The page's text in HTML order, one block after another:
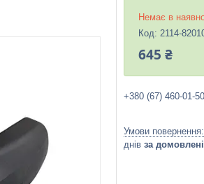
Немає в
Код: 2114-
645 ₴
+380 (67) 460-01-50
днів за